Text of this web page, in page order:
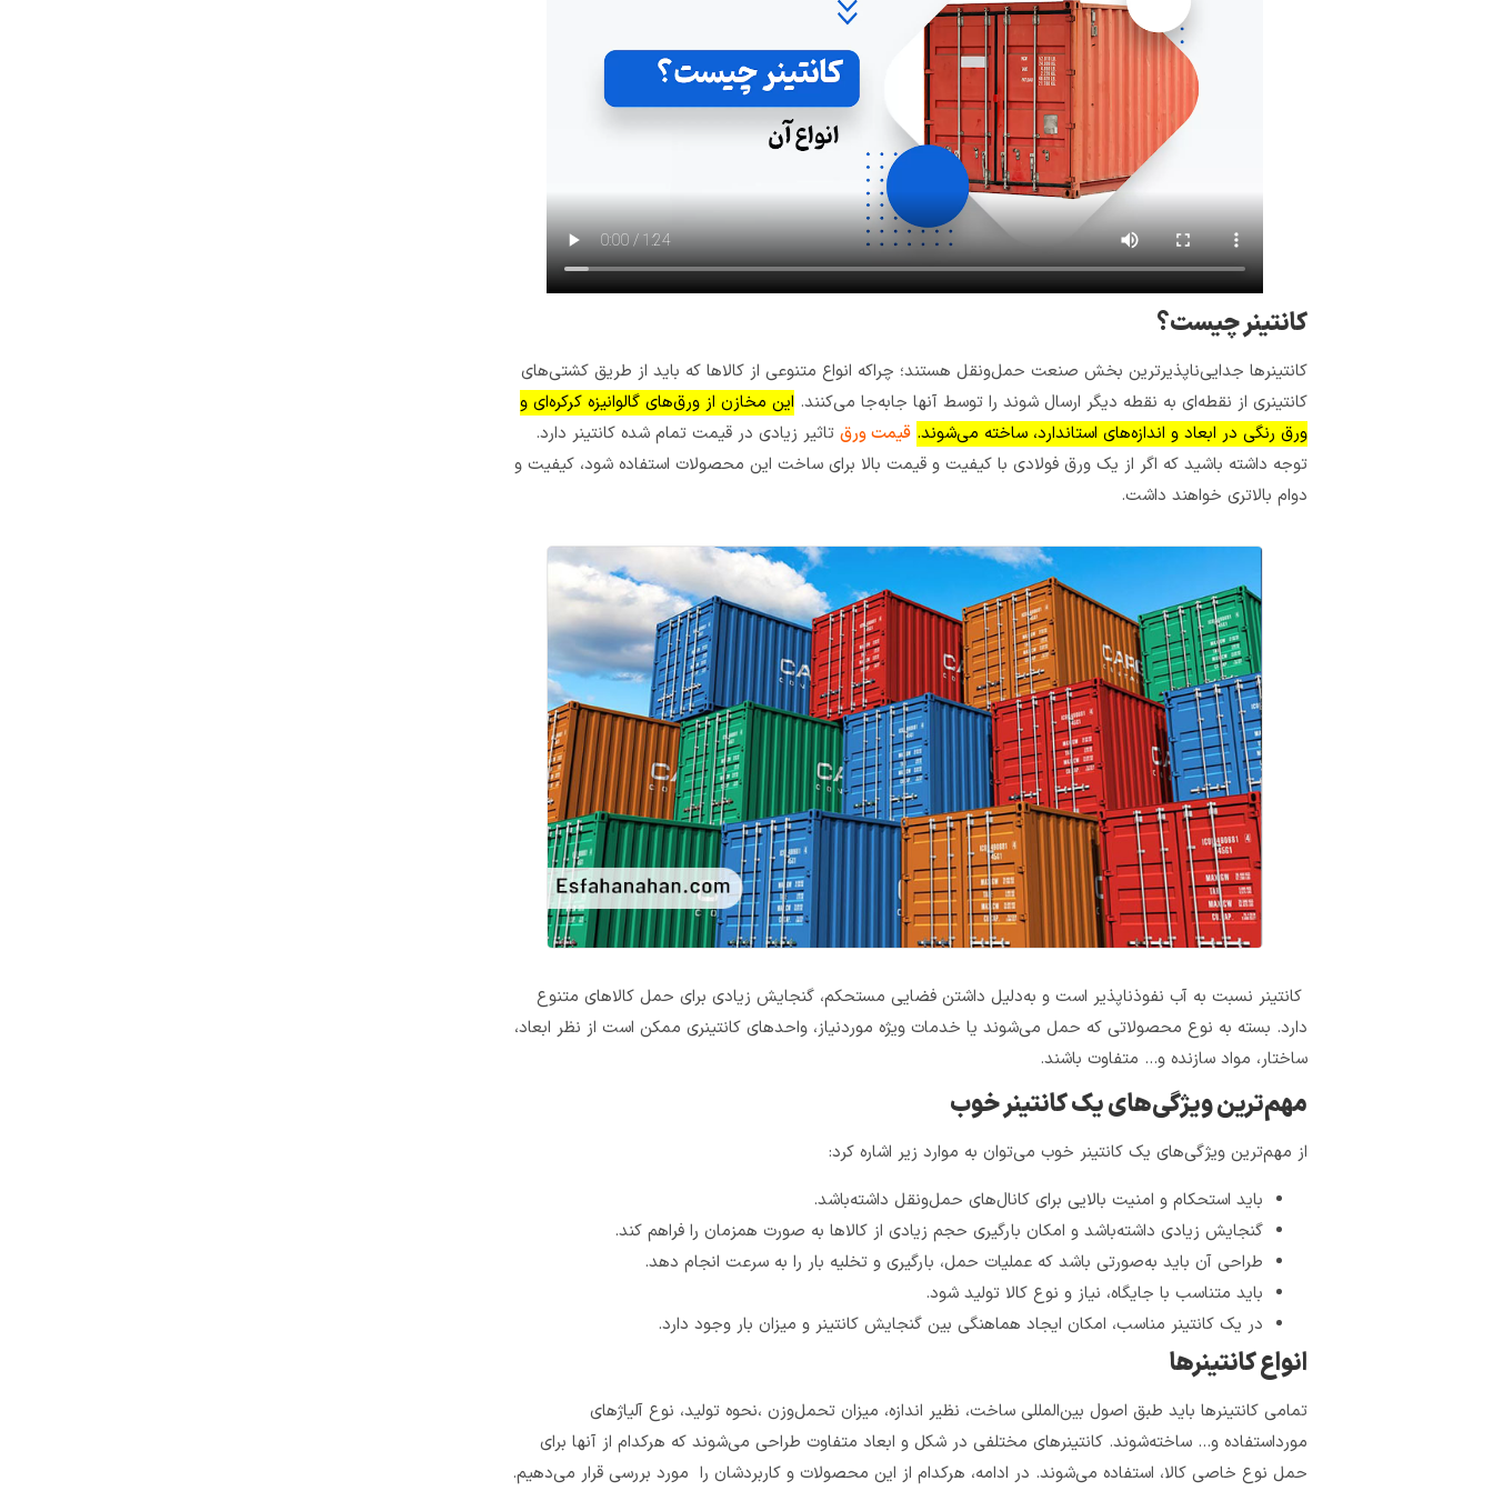
کانتینر چیست؟
کانتینرها جدایی‌ناپذیرترین بخش صنعت حمل‌و‌نقل هستند؛ چراکه انواع متنوعی از کالاها که باید از طریق کشتی‌های
کانتینری از نقطه‌ای به نقطه دیگر ارسال شوند را توسط آنها جابه‌جا می‌کنند. این مخازن از ورق‌های گالوانیزه کرکره‌ای و
ورق رنگی در ابعاد و اندازه‌های استاندارد، ساخته می‌شوند. قیمت ورق تاثیر زیادی در قیمت تمام شده کانتینر دارد.
توجه داشته باشید که اگر از یک ورق فولادی با کیفیت و قیمت بالا برای ساخت این محصولات استفاده شود، کیفیت و
دوام بالاتری خواهند داشت.
کانتینر نسبت به آب نفوذناپذیر است و به‌دلیل داشتن فضایی مستحکم، گنجایش زیادی برای حمل کالاهای متنوع
دارد. بسته به نوع محصولاتی که حمل می‌شوند یا خدمات ویژه موردنیاز، واحدهای کانتینری ممکن است از نظر ابعاد،
ساختار، مواد سازنده و… متفاوت باشند.
مهم‌ترین ویژگی‌های یک کانتینر خوب
از مهم‌ترین ویژگی‌های یک کانتینر خوب می‌توان به موارد زیر اشاره کرد:
باید استحکام و امنیت بالایی برای کانال‌های حمل‌ونقل داشته‌باشد.
گنجایش زیادی داشته‌باشد و امکان بارگیری حجم زیادی از کالاها به صورت همزمان را فراهم کند.
طراحی آن باید به‌صورتی باشد که عملیات حمل، بارگیری و تخلیه بار را به سرعت انجام دهد.
باید متناسب با جایگاه، نیاز و نوع کالا تولید شود.
در یک کانتینر مناسب، امکان ایجاد هماهنگی بین گنجایش کانتینر و میزان بار وجود دارد.
انواع کانتینرها
تمامی کانتینرها باید طبق اصول بین‌المللی ساخت، نظیر اندازه، میزان تحمل‌وزن ،نحوه تولید، نوع آلیاژهای
مورد‌استفاده و… ساخته‌شوند. کانتینرهای مختلفی در شکل و ابعاد متفاوت طراحی می‌شوند که هرکدام از آنها برای
حمل نوع خاصی کالا، استفاده می‌شوند. در ادامه، هرکدام از این محصولات و کاربردشان را مورد بررسی قرار می‌دهیم.